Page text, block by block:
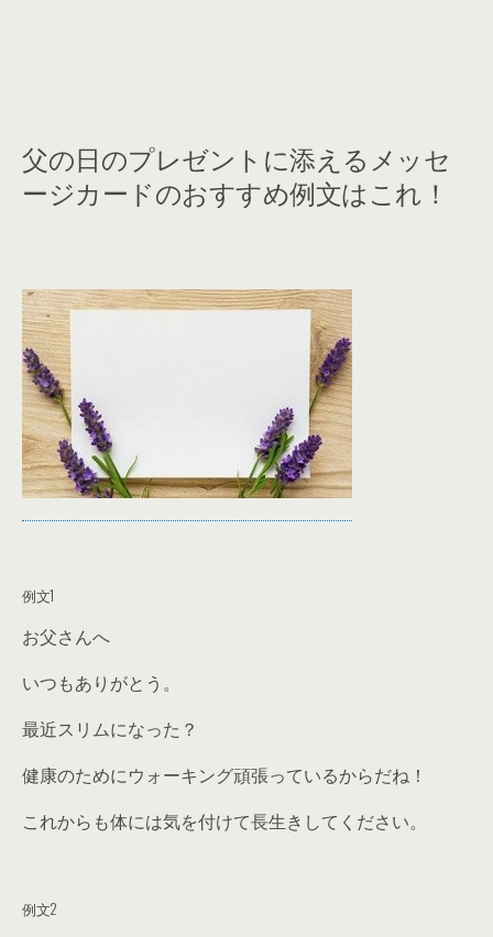
父の日のプレゼントに添えるメッセ
ージカードのおすすめ例文はこれ！
例文1
お父さんへ
いつもありがとう。
最近スリムになった？
健康のためにウォーキング頑張っているからだね！
これからも体には気を付けて長生きしてください。
例文2